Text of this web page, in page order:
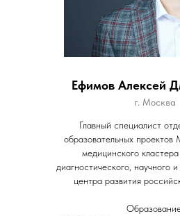
г. Москва
Ефимов Алексей
Главный специалист
образовательных проектов
медицинского
диагностического, научного
центра развития